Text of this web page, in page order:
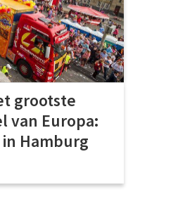
grootste
van Europa:
Hamburg